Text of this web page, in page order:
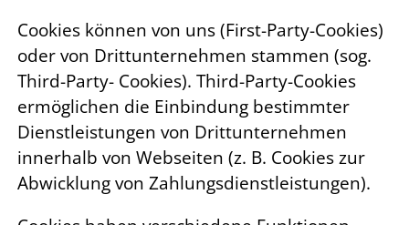
Cookies können von uns (First-Party-Cookies)
oder von Drittunternehmen stammen (sog.
Third-Party- Cookies). Third-Party-Cookies
ermöglichen die Einbindung bestimmter
Dienstleistungen von Drittunternehmen
innerhalb von Webseiten (z. B. Cookies zur
Abwicklung von Zahlungsdienstleistungen).